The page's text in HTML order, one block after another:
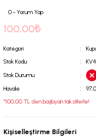
0 - Yorum Yap
100,00₺
Kategori
Stok Kodu
Stok Durumu
Havale
*100,00 TL den başlayan taksitlerle!
Kişiselleştirme Bilgileri